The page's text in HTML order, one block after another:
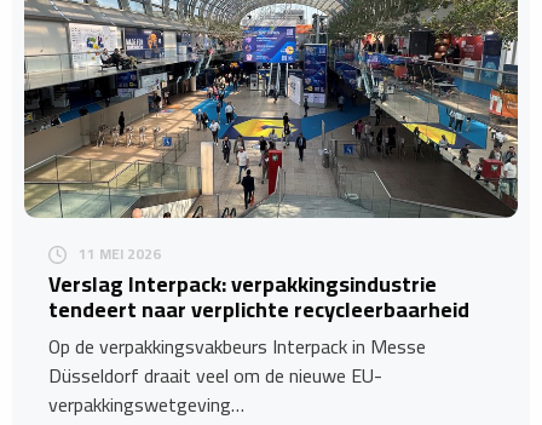
11 MEI 2026
​Verslag Interpack: verpakkingsindustrie
tendeert naar verplichte recycleerbaarheid
Op de verpakkingsvakbeurs Interpack in Messe
Düsseldorf draait veel om de nieuwe EU-
verpakkingswetgeving…